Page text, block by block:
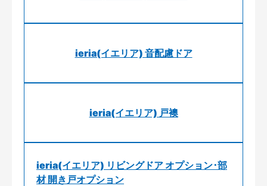
ieria(イエリア) 音配慮ドア
ieria(イエリア) 戸襖
ieria(イエリア) リビングドア オプション･部
材 開き戸オプション